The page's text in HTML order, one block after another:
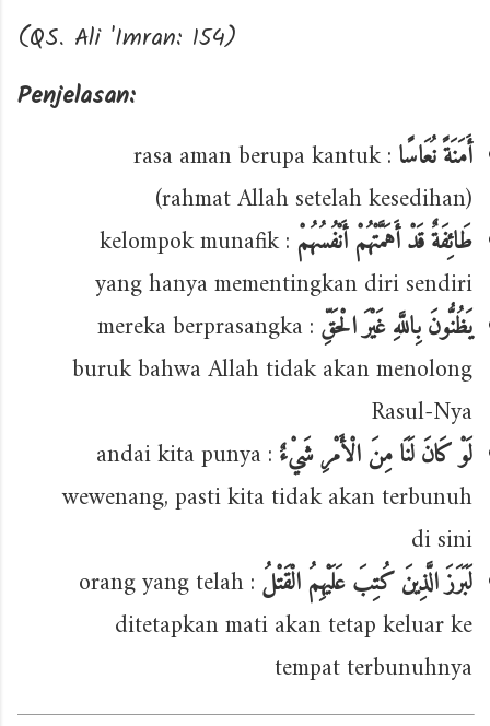
(QS. Ali 'Imran: 154)
Penjelasan:
أَمَنَةً نُعَاسًا : rasa aman berupa kantuk
(rahmat Allah setelah kesedihan)
طَائِفَةٌ قَدْ أَهَمَّتْهُمْ أَنْفُسُهُمْ : kelompok munafik
yang hanya mementingkan diri sendiri
يَظُنُّونَ بِاللَّهِ غَيْرَ الْحَقِّ : mereka berprasangka
buruk bahwa Allah tidak akan menolong
Rasul-Nya
لَوْ كَانَ لَنَا مِنَ الْأَمْرِ شَيْءٌ : andai kita punya
wewenang, pasti kita tidak akan terbunuh
di sini
لَبَرَزَ الَّذِينَ كُتِبَ عَلَيْهِمُ الْقَتْلُ : orang yang telah
ditetapkan mati akan tetap keluar ke
tempat terbunuhnya